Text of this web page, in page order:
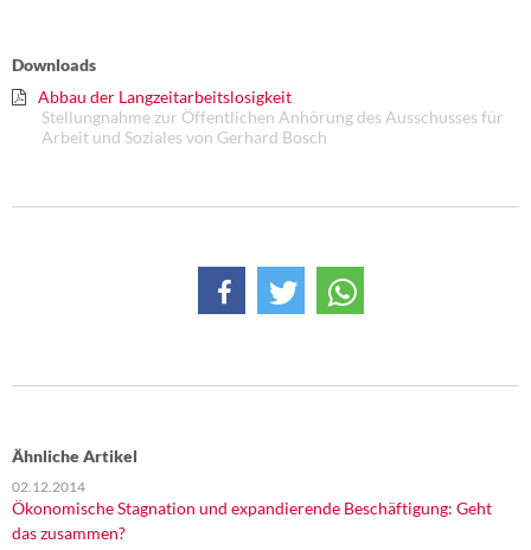
Downloads
Abbau der Langzeitarbeitslosigkeit
Stellungnahme zur Öffentlichen Anhörung des Ausschusses für
Arbeit und Soziales von Gerhard Bosch
Ähnliche Artikel
02.12.2014
Ökonomische Stagnation und expandierende Beschäftigung: Geht
das zusammen?